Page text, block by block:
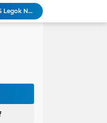
Pemkot Siapkan 100 Armada Pengangkut Sampah Bila TPPAS Legok Nangka Beroperasi
Serda Muhammad Raihan Fadhila Raih Emas pada 8th Asian Taekwondo Indonesia Open Championship 2026
DPRD dan Gubernur Jawa Barat Menyepakati Rancangan KUA-PPAS APBD Tahun Anggaran 2027